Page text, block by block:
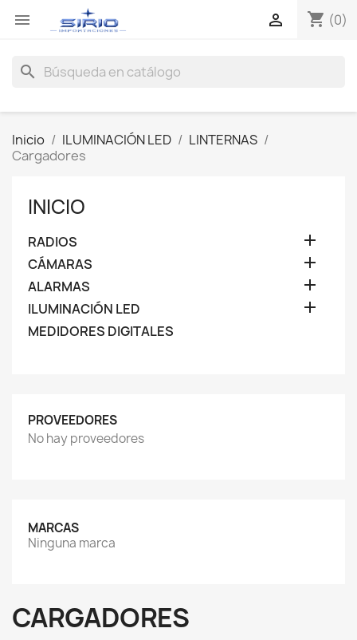
 shopping_cart (0)

search
Inicio ILUMINACIÓN LED
LINTERNAS
Cargadores
INICIO
RADIOS 
CÁMARAS 
ALARMAS 
ILUMINACIÓN LED 
MEDIDORES DIGITALES
PROVEEDORES
No hay proveedores
MARCAS
Ninguna marca
CARGADORES